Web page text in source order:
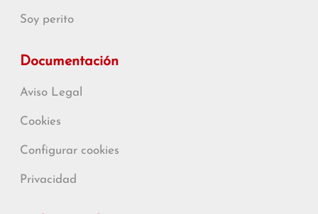
Soy perito
Documentación
Aviso Legal
Cookies
Configurar cookies
Privacidad